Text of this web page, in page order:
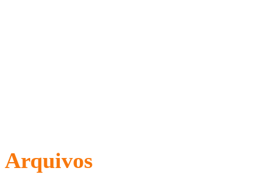
Arquivos